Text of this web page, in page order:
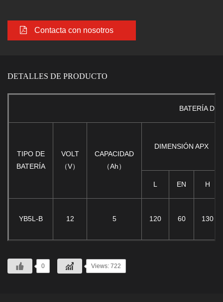
Contacta con nosotros
DETALLES DE PRODUCTO
BATERÍA DE
TIPO DE
BATERÍA
VOLT
（V）
CAPACIDAD
（Ah）
DIMENSIÓN APX
L EN H
YB5L-B 12 5 120 60 130
0 Views: 722